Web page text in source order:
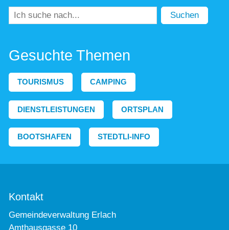
Suchen
Gesuchte Themen
TOURISMUS CAMPING
DIENSTLEISTUNGEN ORTSPLAN
BOOTSHAFEN STEDTLI-INFO
Kontakt
Gemeindeverwaltung Erlach
Amthausgasse 10